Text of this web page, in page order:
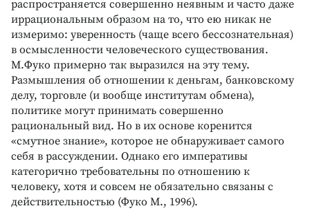
распространяется совершенно неявным и часто даже
иррациональным образом на то, что ею никак не
измеримо: уверенность (чаще всего бессознательная)
в осмысленности человеческого существования.
М.Фуко примерно так выразился на эту тему.
Размышления об отношении к деньгам, банковскому
делу, торговле (и вообще институтам обмена),
политике могут принимать совершенно
рациональный вид. Но в их основе коренится
«смутное знание», которое не обнаруживает самого
себя в рассуждении. Однако его императивы
категорично требовательны по отношению к
человеку, хотя и совсем не обязательно связаны с
действительностью (Фуко М., 1996).